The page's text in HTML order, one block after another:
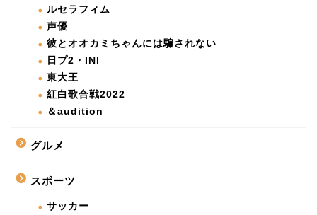
ルセラフィム
声優
彼とオオカミちゃんには騙されない
日プ2・INI
東大王
紅白歌合戦2022
＆audition
グルメ
スポーツ
サッカー